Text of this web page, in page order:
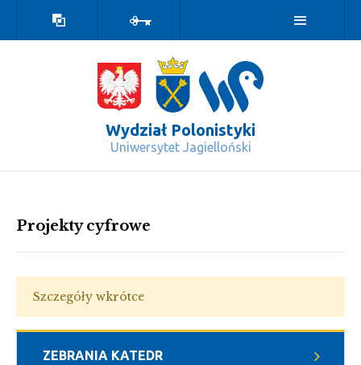
kontrastowa
Wydział Polonistyki
Uniwersytet Jagielloński
ZEBRANIA KATEDR
Projekty cyfrowe
Szczegóły wkrótce